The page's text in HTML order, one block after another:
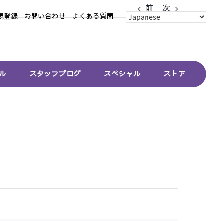
登録 お問い合わせ よくある質問
スタッフブログ スペシャル ストア
前 次